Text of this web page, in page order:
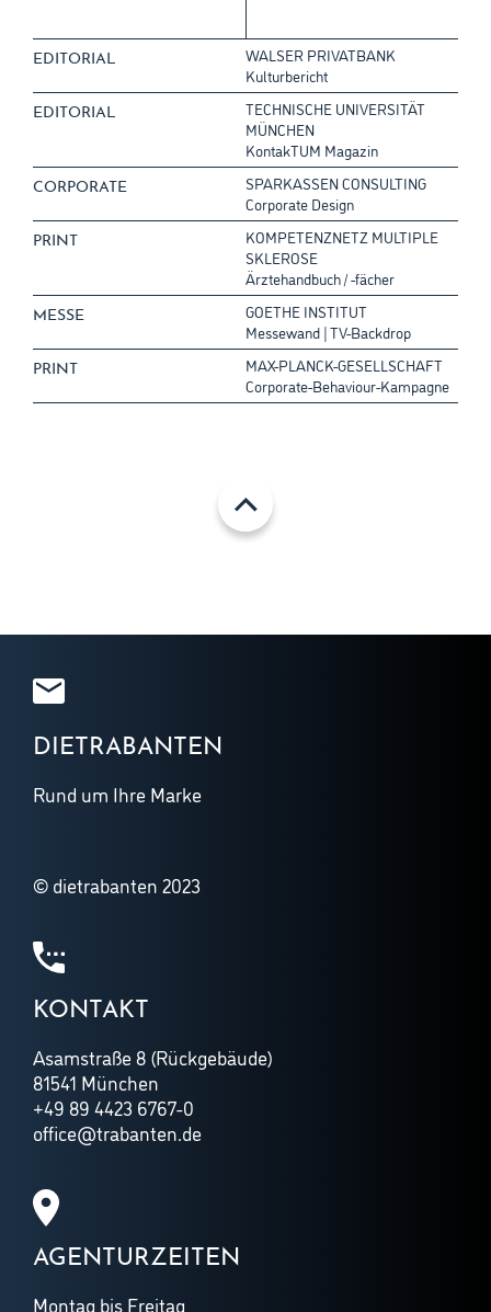
EDITORIAL
WALSER PRIVATBANK
Kulturbericht
EDITORIAL
TECHNISCHE UNIVERSITÄT
MÜNCHEN
KontakTUM Magazin
CORPORATE
SPARKASSEN CONSULTING
Corporate Design
PRINT
KOMPETENZNETZ MULTIPLE
SKLEROSE
Ärztehandbuch / -fächer
MESSE
GOETHE INSTITUT
Messewand | TV-Backdrop
PRINT
MAX-PLANCK-GESELLSCHAFT
Corporate-Behaviour-Kampagne
DIETRABANTEN
Rund um Ihre Marke
© dietrabanten 2023
KONTAKT
Asamstraße 8 (Rückgebäude)
81541 München
+49 89 4423 6767-0
office@trabanten.de
AGENTURZEITEN
Montag bis Freitag